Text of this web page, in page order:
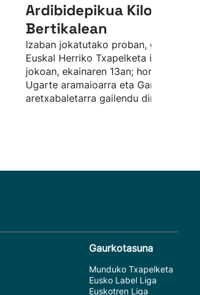
Ardibidepikua Kilometro
Bertikalean
Izaban jokatutako proban, gainera,
Euskal Herriko Txapelketa izan da
jokoan, ekainaren 13an; horretan,
Ugarte aramaioarra eta Garazi
aretxabaletarra gailendu dira.
Gaurkotasuna
Munduko Txapelketa
Eusko Label Liga
Euskotren Liga